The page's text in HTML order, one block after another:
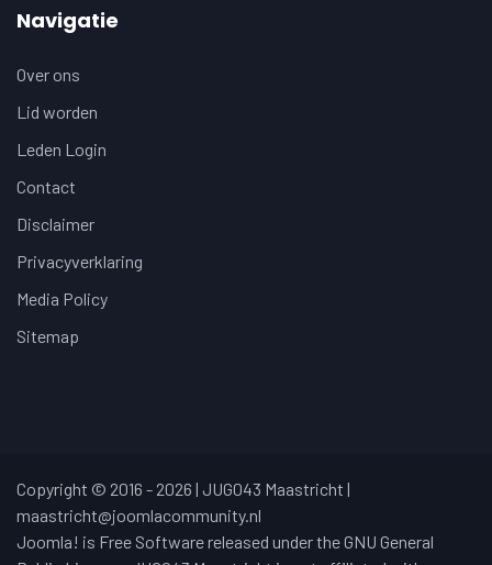
Navigatie
Over ons
Lid worden
Leden Login
Contact
Disclaimer
Privacyverklaring
Media Policy
Sitemap
Copyright © 2016 - 2026 | JUG043 Maastricht |
maastricht@joomlacommunity.nl
Joomla! is Free Software released under the GNU General